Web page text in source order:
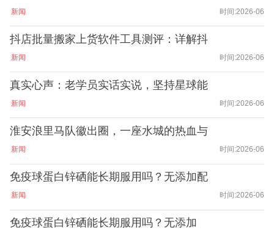
新闻 时间:2026-06
抖店批量搬家上货软件工具测评：详解抖
新闻 时间:2026-06
真实心声：老学员实话实说，坚持星球能
新闻 时间:2026-06
淮安浪里马队徽出圈，一座水城的热血与
新闻 时间:2026-06
免疫球蛋白锌硒能长期服用吗？无添加配
新闻 时间:2026-06
免疫球蛋白锌硒能长期服用吗？无添加